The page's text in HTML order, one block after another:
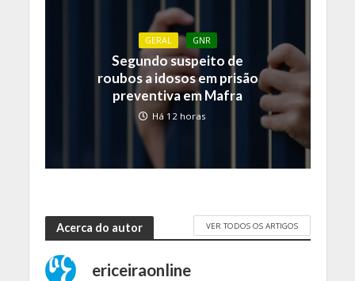
GERAL GNR
Segundo suspeito de
roubos a idosos em prisão
preventiva em Mafra
Há 12 horas
Acerca do autor VER TODOS OS ARTIGOS
ericeiraonline